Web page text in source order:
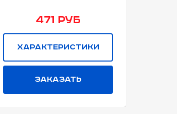
471 руб
Характеристики
Заказать